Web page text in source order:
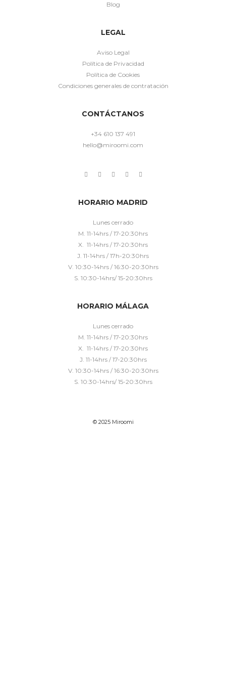
Blog
LEGAL
Aviso Legal
Política de Privacidad
Política de Cookies
Condiciones generales de contratación
CONTÁCTANOS
+34 610 137 491
hello@miroomi.com
HORARIO MADRID
Lunes cerrado
M. 11-14hrs / 17-20:30hrs
X. 11-14hrs / 17-20:30hrs
J. 11-14hrs / 17h-20:30hrs
V. 10:30-14hrs / 16:30-20:30hrs
S. 10:30-14hrs/ 15-20:30hrs
HORARIO MÁLAGA
Lunes cerrado
M. 11-14hrs / 17-20:30hrs
X. 11-14hrs / 17-20:30hrs
J. 11-14hrs / 17-20:30hrs
V. 10:30-14hrs / 16:30-20:30hrs
S. 10:30-14hrs/ 15-20:30hrs
© 2025 Miroomi